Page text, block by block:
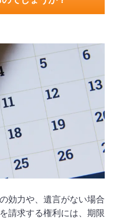
効力や、遺言がない場合
請求する権利には、期限